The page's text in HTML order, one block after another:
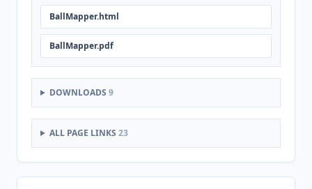
BallMapper.html
BallMapper.pdf
DOWNLOADS 9
ALL PAGE LINKS 23